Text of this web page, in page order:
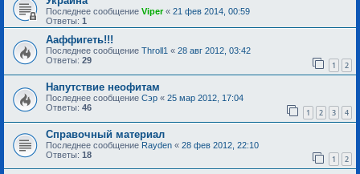
Последнее сообщение Viper« 21 фев 2014, 00:59
Ответы: 1
Ааффигеть!!!
Последнее сообщение Throll1 « 28 авг 2012, 03:42
Ответы: 29 1 2
Напутствие неофитам
Последнее сообщение Сэр « 25 мар 2012, 17:04
Ответы: 46 1 2 3 4
Справочный материал
Последнее сообщение Rayden « 28 фев 2012, 22:10
Ответы: 18 1 2